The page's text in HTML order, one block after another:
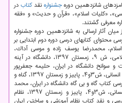
شانزدهمین دورهجشنوارهنقد كتاب در
«كلیات اسلام»، «قرآن و حدیث» و «فقه
معرفی گشتند.
آثار ارسالی به شانزدهمین دوره جشنواره
های بررسی محتوای كتابهای درسی دوره دوم ابتدایی بر
محمدرضا یوسف زاده و موسی آداك،
مسائل كاربردی تعلیم و تربیت اسلامی، ش ۹، زمستان ۱۳۹۷، دانشگاه در آینه
سوانح دانشگاه در ایران، حلیمه جعفرپور
نصیرمحله، فصلنامه نقد كتاب علوم انسانی، ش۳و۴، پاییز و زمستان ۱۳۹۷، گناه و
كتاب گاه و بی گاه دانشگاه در ایران، محمد
جمالو، فصلنامه نقد كتاب علوم انسانی، ش۳و۴، پاییز و زمستان ۱۳۹۷، نظام